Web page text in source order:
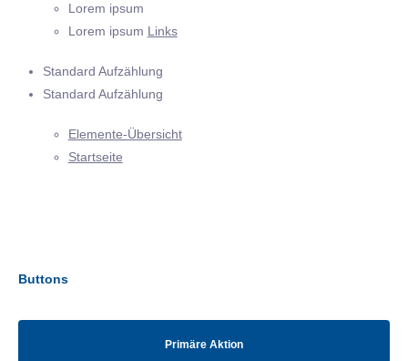
Lorem ipsum
Lorem ipsum Links
Standard Aufzählung
Standard Aufzählung
Elemente-Übersicht
Startseite
Buttons
Primäre Aktion